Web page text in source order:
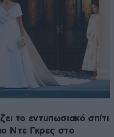
το εντυπωσιακό σπίτι
Ντε Γκρες στο